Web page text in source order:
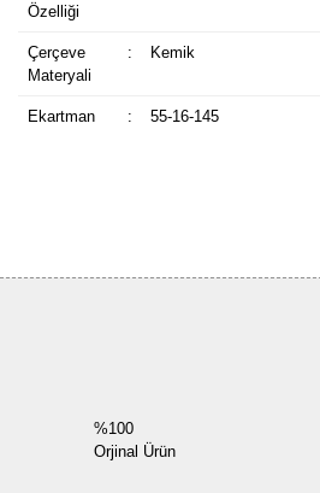
Özelliği
Çerçeve
Materyali
: Kemik
Ekartman : 55-16-145
%100
Orjinal Ürün